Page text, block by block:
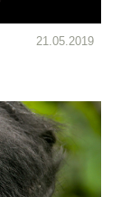
21.05.2019